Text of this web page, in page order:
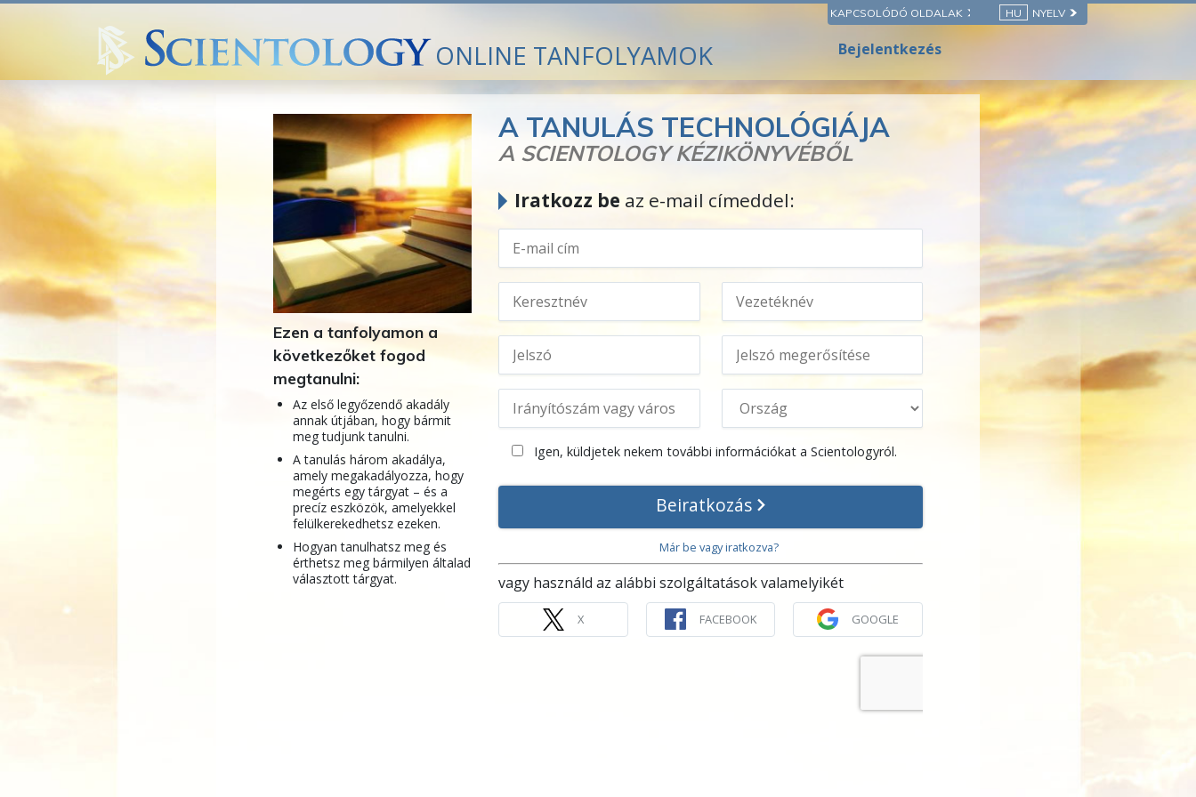
KAPCSOLÓDÓ OLDALAK HU NYELV
ONLINE TANFOLYAMOK Bejelentkezés
A TANULÁS TECHNOLÓGIÁJA
A SCIENTOLOGY KÉZIKÖNYVÉBŐL
Iratkozz be az e-mail címeddel:
Igen, küldjetek nekem további információkat a Scientologyról.
Beiratkozás
Már be vagy iratkozva?
vagy használd az alábbi szolgáltatások valamelyikét
X FACEBOOK GOOGLE
Ezen a tanfolyamon a
következőket fogod
megtanulni:
Az első legyőzendő akadály
annak útjában, hogy bármit
meg tudjunk tanulni.
A tanulás három akadálya,
amely megakadályozza, hogy
megérts egy tárgyat – és a
precíz eszközök, amelyekkel
felülkerekedhetsz ezeken.
Hogyan tanulhatsz meg és
érthetsz meg bármilyen általad
választott tárgyat.